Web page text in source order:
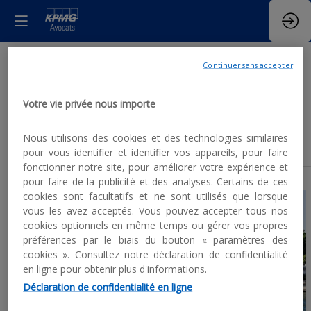
Les
Votre vie privée nous importe
Nous utilisons des cookies et des technologies similaires
pour vous identifier et identifier vos appareils, pour faire
fonctionner notre site, pour améliorer votre expérience et
pour faire de la publicité et des analyses. Certains de ces
cookies sont facultatifs et ne sont utilisés que lorsque
vous les avez acceptés. Vous pouvez accepter tous nos
cookies optionnels en même temps ou gérer vos propres
préférences par le biais du bouton « paramètres des
cookies ». Consultez notre déclaration de confidentialité
en ligne pour obtenir plus d'informations.
Déclaration de confidentialité en ligne
Continuer sans accepter